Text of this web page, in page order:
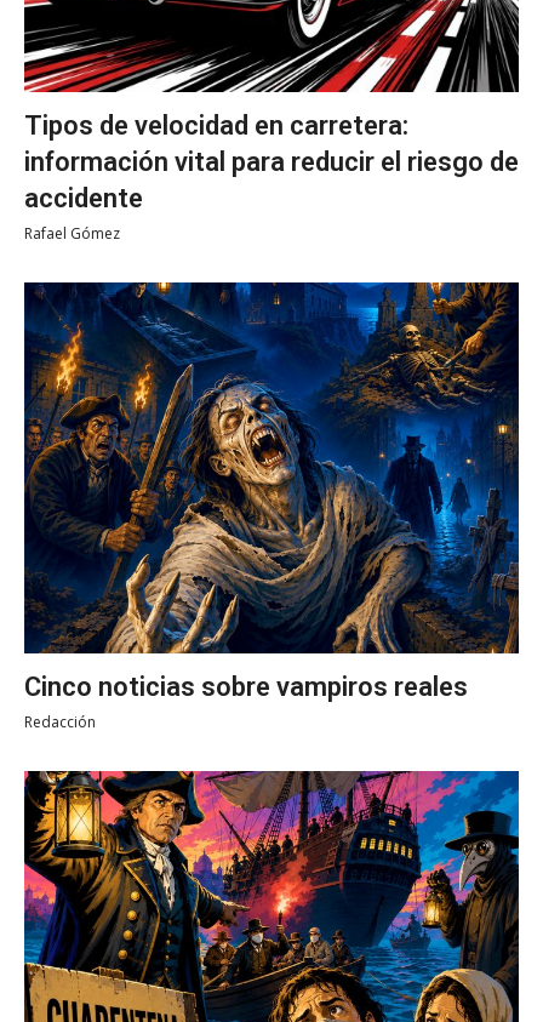
Tipos de velocidad en carretera:
información vital para reducir el riesgo de
accidente
Rafael Gómez
Cinco noticias sobre vampiros reales
Redacción